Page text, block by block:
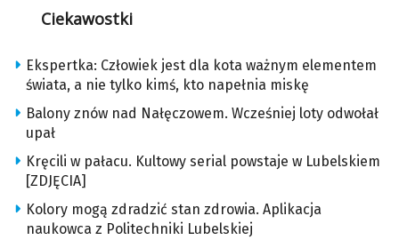
Ciekawostki
Ekspertka: Człowiek jest dla kota ważnym elementem
świata, a nie tylko kimś, kto napełnia miskę
Balony znów nad Nałęczowem. Wcześniej loty odwołał
upał
Kręcili w pałacu. Kultowy serial powstaje w Lubelskiem
[ZDJĘCIA]
Kolory mogą zdradzić stan zdrowia. Aplikacja
naukowca z Politechniki Lubelskiej